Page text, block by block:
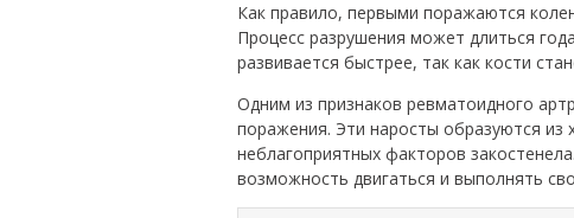
Как правило, первыми поражаются
Процесс разрушения может длиться
развивается быстрее, так как кости
Одним из признаков ревматоидного
поражения. Эти наросты образуются из
неблагоприятных факторов
возможность двигаться и выполнять